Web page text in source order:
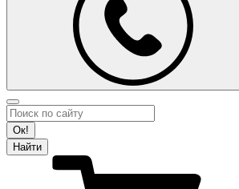
Ок!
Найти